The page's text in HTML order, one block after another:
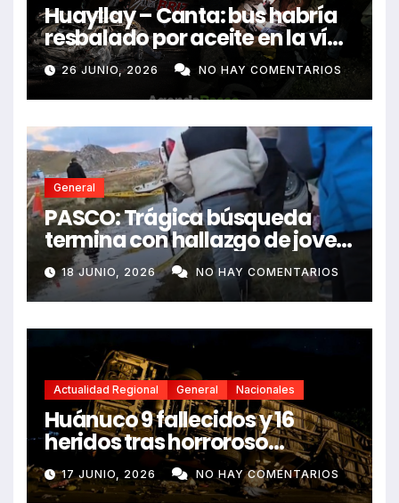
Huayllay – Canta: bus habría
resbalado por aceite en la vía
e impactó auto siniestrado
dejando dos fallecidos
26 JUNIO, 2026 NO HAY COMENTARIOS
General
PASCO: Trágica búsqueda
termina con hallazgo de joven
sin vida en Rancas
18 JUNIO, 2026 NO HAY COMENTARIOS
Actualidad Regional General Nacionales
Huánuco 9 fallecidos y 16
heridos tras horroroso
despiste de bus Real Chancas
que impactó contra vivienda
17 JUNIO, 2026 NO HAY COMENTARIOS